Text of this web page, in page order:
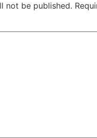
not be published.